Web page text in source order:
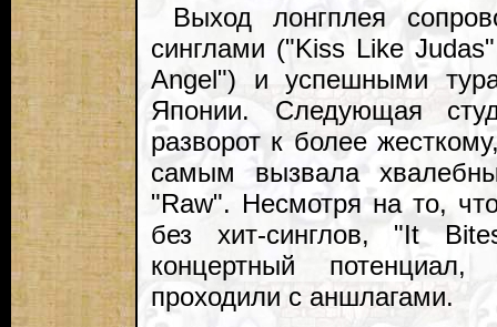
Выход лонгплея
синглами ("Kiss Like
Angel") и успешными
Японии. Следующая
разворот к более
самым вызвала
"Raw". Несмотря на то,
без хит-синглов, "It
концертный
проходили с аншлагами.